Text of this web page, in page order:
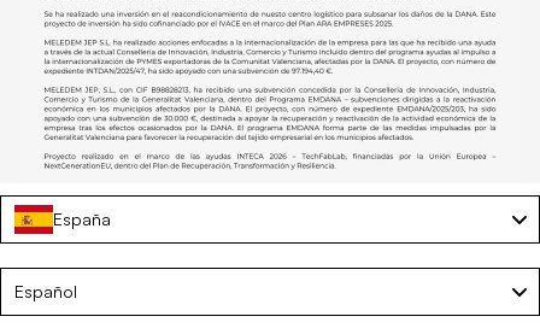
€30,00
España
Español